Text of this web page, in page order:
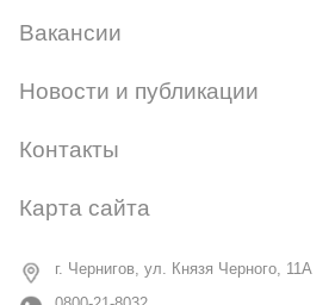
Вакансии
Новости и публикации
Контакты
Карта сайта
г. Чернигов, ул. Князя Черного, 11А